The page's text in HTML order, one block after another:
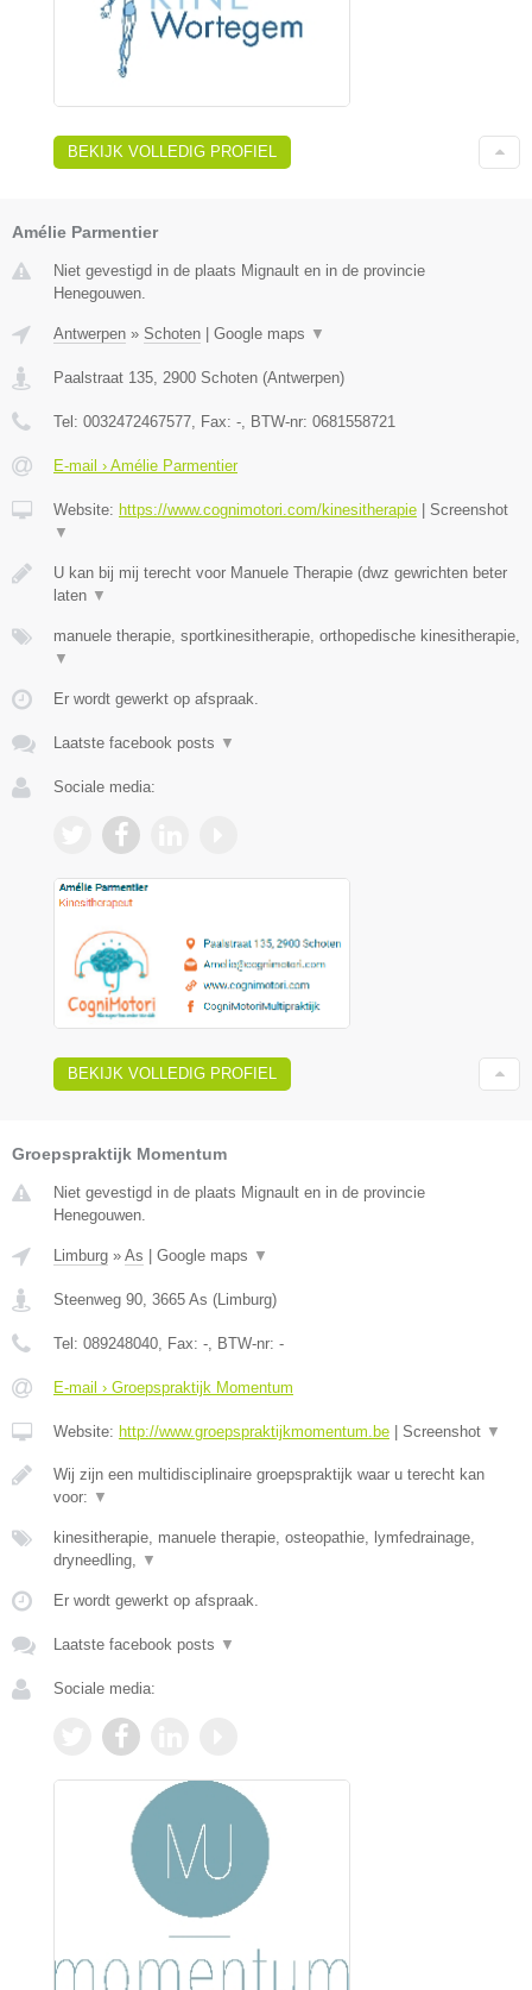
BEKIJK VOLLEDIG PROFIEL
Amélie Parmentier
Niet gevestigd in de plaats Mignault en in de provincie
Henegouwen.
Antwerpen » Schoten | Google maps ▼
Paalstraat 135 2900 Schoten (Antwerpen)
Tel: 0032472467577 , Fax: - , BTW-nr: 0681558721
E-mail › Amélie Parmentier
Website: https://www.cognimotori.com/kinesitherapie | Screenshot
▼
U kan bij mij terecht voor Manuele Therapie (dwz gewrichten beter
laten ▼
manuele therapie, sportkinesitherapie, orthopedische kinesitherapie,
▼
Er wordt gewerkt op afspraak.
Laatste facebook posts ▼
Sociale media:
BEKIJK VOLLEDIG PROFIEL
Groepspraktijk Momentum
Niet gevestigd in de plaats Mignault en in de provincie
Henegouwen.
Limburg » As | Google maps ▼
Steenweg 90 3665 As (Limburg)
Tel: 089248040 , Fax: - , BTW-nr: -
E-mail › Groepspraktijk Momentum
Website: http://www.groepspraktijkmomentum.be | Screenshot ▼
Wij zijn een multidisciplinaire groepspraktijk waar u terecht kan
voor: ▼
kinesitherapie, manuele therapie, osteopathie, lymfedrainage,
dryneedling,
▼
Er wordt gewerkt op afspraak.
Laatste facebook posts ▼
Sociale media: